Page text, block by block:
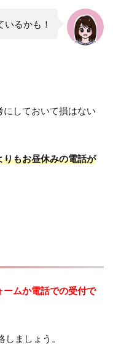
るかも！
しておいて損はない
もお昼休みの電話が
ームか電話での受付で
ましょう。